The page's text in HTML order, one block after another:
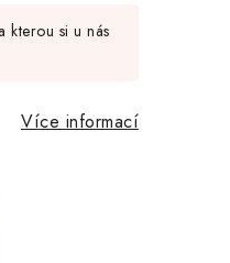
kterou si u nás
Více informací